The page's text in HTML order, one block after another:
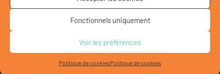
Fonctionnels uniquement
Voir les préférences
Politique de cookiesPolitique de cookies
© 2020 Ambar - Designed by Lena Iliady and Isabelle Van